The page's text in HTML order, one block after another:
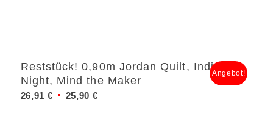
Reststück! 0,90m Jordan Quilt, Indigo
Night, Mind the Maker
26,91€ Ursprünglicher
25,90 €Aktueller
Angebot!